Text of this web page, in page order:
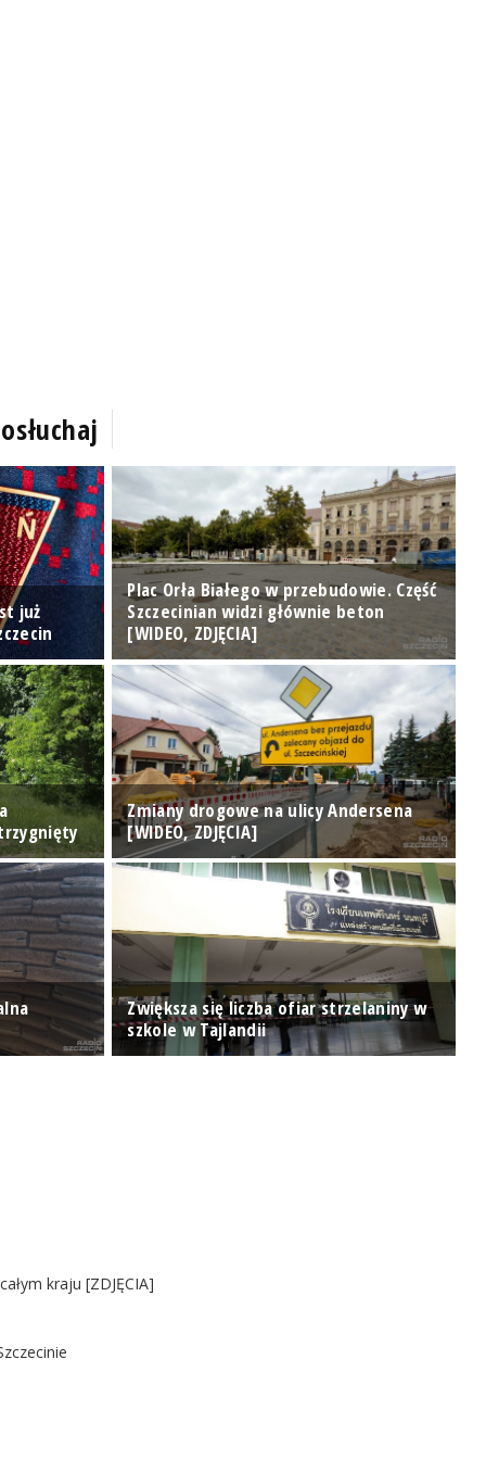
już
Plac Orła Białego w przebudowie. Część
Szczecinian widzi głównie beton
[WIDEO, ZDJĘCIA]
Zmiany drogowe na ulicy Andersena
[WIDEO, ZDJĘCIA]
Zwiększa się liczba ofiar strzelaniny w
szkole w Tajlandii
kraju [ZDJĘCIA]